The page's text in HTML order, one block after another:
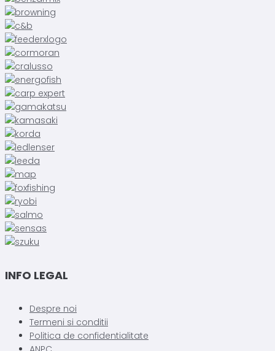
INFO LEGAL
Despre noi
Termeni si conditii
Politica de confidentialitate